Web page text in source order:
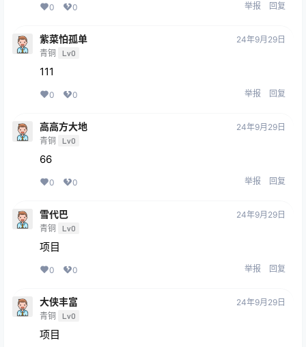
0 0 举报 回复
紫菜怕孤单
青铜 Lv0
24年9月29日
111
0 0 举报 回复
高高方大地
青铜 Lv0
24年9月29日
66
0 0 举报 回复
雪代巴
青铜 Lv0
24年9月29日
项目
0 0 举报 回复
大侠丰富
青铜 Lv0
24年9月29日
项目